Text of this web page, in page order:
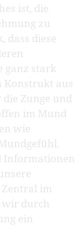
ist, die
zu
dass diese
ganz stark
Konstrukt aus
Zunge und
im Mund
wie
Informationen
im
wir durch
ein